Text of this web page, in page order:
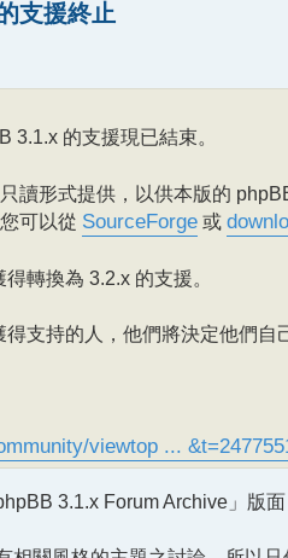
支援終止
3.1.x 的支援現已結束。
讀形式提供，以供本版的
可以從 SourceForge 或
轉換為 3.2.x 的支援。
得支持的人，他們將決定他們自
viewtop ...
3.1.x Forum Archive」版面